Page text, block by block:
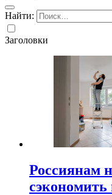
Найти:
Заголовки
Россиянам
сэкономить